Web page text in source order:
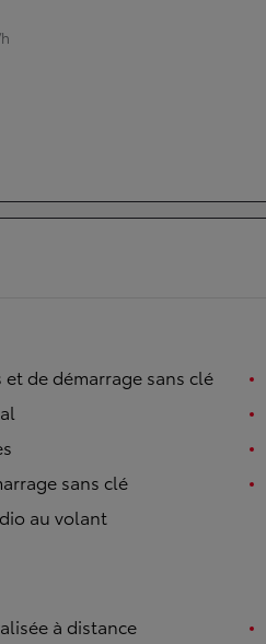
et de démarrage sans clé
sans clé
au volant
à distance